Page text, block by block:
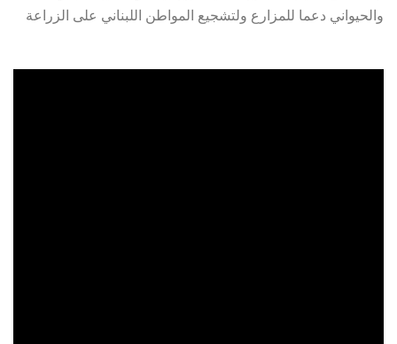
والحيواني دعما للمزارع ولتشجيع المواطن اللبناني على الزراعة